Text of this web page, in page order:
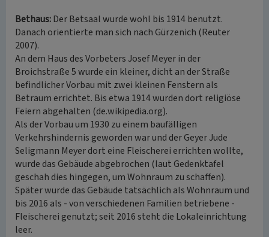
Bethaus:Der Betsaal wurde wohl bis 1914 benutzt.
Danach orientierte man sich nach Gürzenich (Reuter
2007).
An dem Haus des Vorbeters Josef Meyer in der
Broichstraße 5 wurde ein kleiner, dicht an der Straße
befindlicher Vorbau mit zwei kleinen Fenstern als
Betraum errichtet. Bis etwa 1914 wurden dort religiöse
Feiern abgehalten (de.wikipedia.org).
Als der Vorbau um 1930 zu einem baufälligen
Verkehrshindernis geworden war und der Geyer Jude
Seligmann Meyer dort eine Fleischerei errichten wollte,
wurde das Gebäude abgebrochen (laut Gedenktafel
geschah dies hingegen, um Wohnraum zu schaffen).
Später wurde das Gebäude tatsächlich als Wohnraum und
bis 2016 als - von verschiedenen Familien betriebene -
Fleischerei genutzt; seit 2016 steht die Lokaleinrichtung
leer.